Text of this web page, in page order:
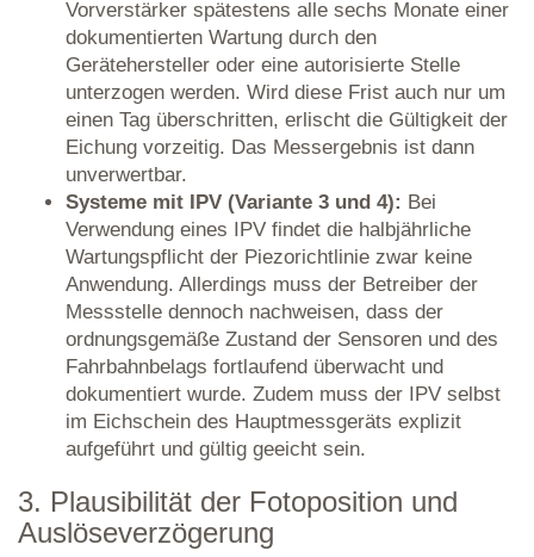
Vorverstärker spätestens alle sechs Monate einer
dokumentierten Wartung durch den
Gerätehersteller oder eine autorisierte Stelle
unterzogen werden. Wird diese Frist auch nur um
einen Tag überschritten, erlischt die Gültigkeit der
Eichung vorzeitig. Das Messergebnis ist dann
unverwertbar.
Systeme mit IPV (Variante 3 und 4): Bei
Verwendung eines IPV findet die halbjährliche
Wartungspflicht der Piezorichtlinie zwar keine
Anwendung. Allerdings muss der Betreiber der
Messstelle dennoch nachweisen, dass der
ordnungsgemäße Zustand der Sensoren und des
Fahrbahnbelags fortlaufend überwacht und
dokumentiert wurde. Zudem muss der IPV selbst
im Eichschein des Hauptmessgeräts explizit
aufgeführt und gültig geeicht sein.
3. Plausibilität der Fotoposition und
Auslöseverzögerung